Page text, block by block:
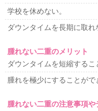
学校を休めない。
ダウンタイムを長期に取れ
腫れない二重のメリット
ダウンタイムを短縮するこ
腫れを極少にすることがで
腫れない二重の注意事項や